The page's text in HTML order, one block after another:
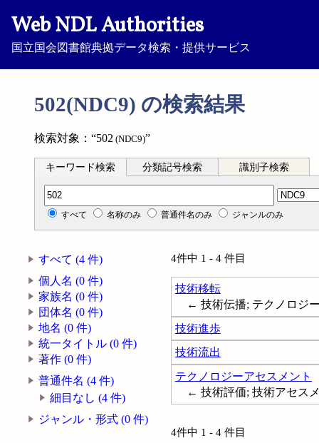
Web NDL Authorities
国立国会図書館典拠データ検索・提供サービス
502(NDC9) の検索結果
検索対象：“502 (NDC9)”
キーワード検索 分類記号検索 識別子検索
分類記号検索
すべて 名称のみ 普通件名のみ ジャンルのみ
すべて (4 件)
個人名 (0 件)
家族名 (0 件)
団体名 (0 件)
地名 (0 件)
統一タイトル (0 件)
著作 (0 件)
普通件名 (4 件)
細目なし (4 件)
ジャンル・形式 (0 件)
4件中 1 - 4 件目
技術移転
← 技術伝播; テクノロジ
技術進歩
技術流出
テクノロジーアセスメント
← 技術評価; 技術アセスメ
4件中 1 - 4 件目